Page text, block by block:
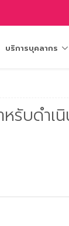
บริการบุคลากร
รับดำเ